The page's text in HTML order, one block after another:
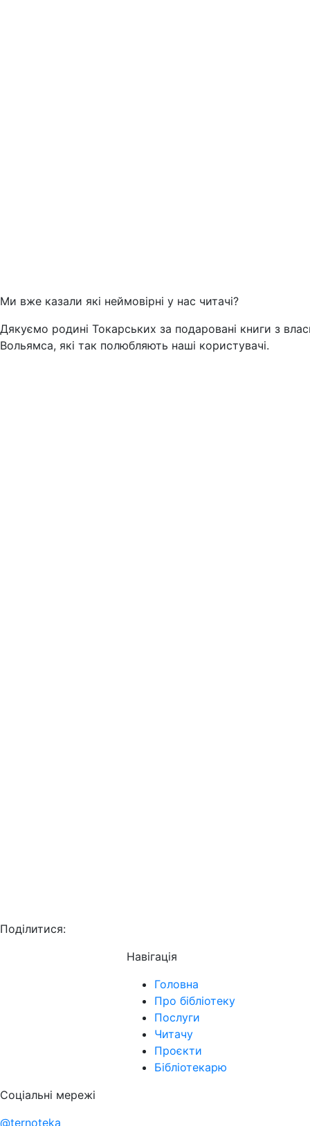
Ми вже казали які неймовірні у нас читачі?
Дякуємо родині Токарських за подаровані книги з
Вольямса, які так полюбляють наші користувачі.
Поділитися:
Навігація
Головна
Про бібліотеку
Послуги
Читачу
Проєкти
Бібліотекарю
Соціальні мережі
@ternoteka